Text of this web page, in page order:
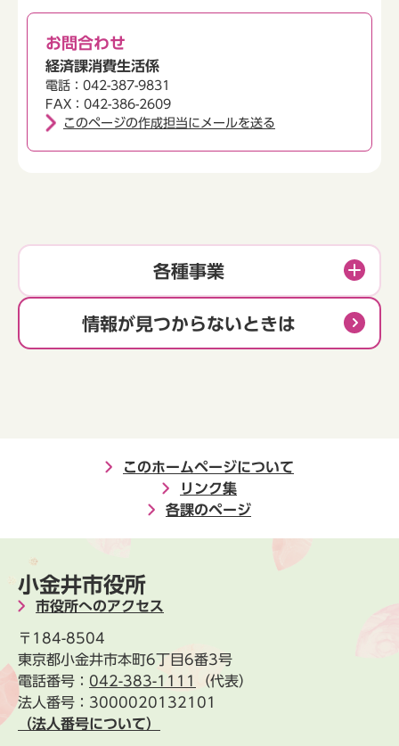
お問合わせ
経済課消費生活係
電話：042-387-9831
FAX：042-386-2609
このページの作成担当にメールを送る
各種事業
情報が見つからないときは
このホームページについて
リンク集
各課のページ
小金井市役所
市役所へのアクセス
〒184-8504
東京都小金井市本町6丁目6番3号
電話番号： 042-383-1111
（代表）
法人番号：3000020132101
（法人番号について）